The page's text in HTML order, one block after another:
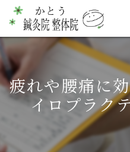
疲れや腰痛に
イロプラク